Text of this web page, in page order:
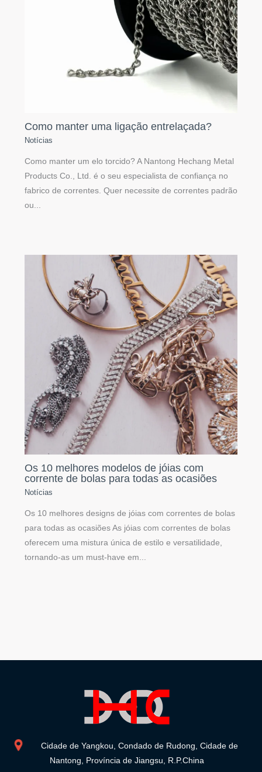
Como manter uma ligação entrelaçada?
Notícias
Como manter um elo torcido? A Nantong Hechang Metal
Products Co., Ltd. é o seu especialista de confiança no
fabrico de correntes. Quer necessite de correntes padrão
ou...
Os 10 melhores modelos de jóias com
corrente de bolas para todas as ocasiões
Notícias
Os 10 melhores designs de jóias com correntes de bolas
para todas as ocasiões As jóias com correntes de bolas
oferecem uma mistura única de estilo e versatilidade,
tornando-as um must-have em...
Cidade de Yangkou, Condado de Rudong, Cidade de
Nantong, Província de Jiangsu, R.P.China